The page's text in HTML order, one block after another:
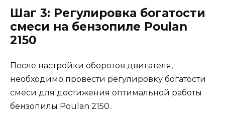
Шаг 3: Регулировка богатости
смеси на бензопиле Poulan
2150
После настройки оборотов двигателя,
необходимо провести регулировку богатости
смеси для достижения оптимальной работы
бензопилы Poulan 2150.